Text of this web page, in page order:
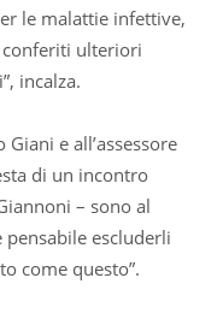
le malattie infettive,
conferiti ulteriori
incalza.
e all’assessore
di un incontro
– sono al
escluderli
come questo”.